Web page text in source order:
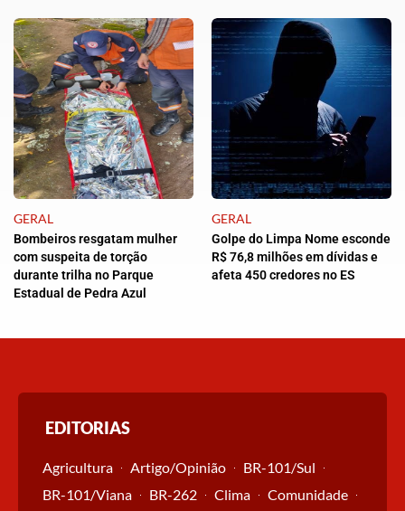
GERAL
Bombeiros resgatam mulher
com suspeita de torção
durante trilha no Parque
Estadual de Pedra Azul
GERAL
Golpe do Limpa Nome esconde
R$ 76,8 milhões em dívidas e
afeta 450 credores no ES
EDITORIAS
Agricultura Artigo/Opinião
BR-101/Sul
BR-101/Viana
BR-262 Clima
Comunidade